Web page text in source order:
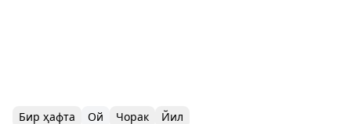
Бир ҳафта Ой Чорак Йил